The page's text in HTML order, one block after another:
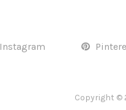
Instagram
Copyright ©